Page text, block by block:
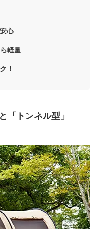
心
軽量
！
「トンネル型」